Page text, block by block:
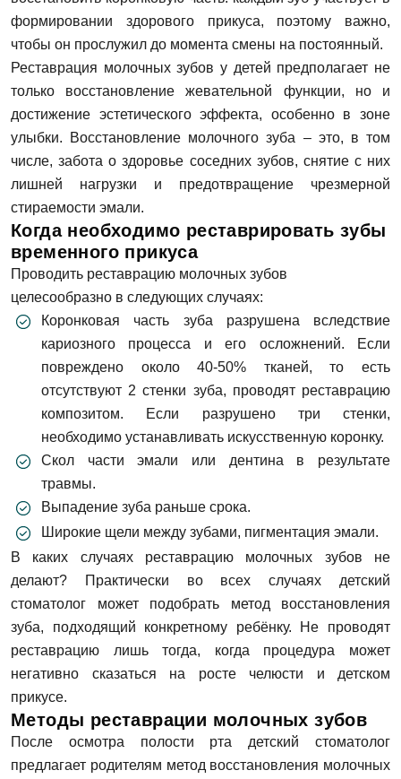
формировании здорового прикуса, поэтому важно,
чтобы он прослужил до момента смены на постоянный.
Реставрация молочных зубов у детей предполагает не
только восстановление жевательной функции, но и
достижение эстетического эффекта, особенно в зоне
улыбки. Восстановление молочного зуба – это, в том
числе, забота о здоровье соседних зубов, снятие с них
лишней нагрузки и предотвращение чрезмерной
стираемости эмали.
Когда необходимо реставрировать зубы
временного прикуса
Проводить реставрацию молочных зубов
целесообразно в следующих случаях:
Коронковая часть зуба разрушена вследствие
кариозного процесса и его осложнений. Если
повреждено около 40-50% тканей, то есть
отсутствуют 2 стенки зуба, проводят реставрацию
композитом. Если разрушено три стенки,
необходимо устанавливать искусственную коронку.
Скол части эмали или дентина в результате
травмы.
Выпадение зуба раньше срока.
Широкие щели между зубами, пигментация эмали.
В каких случаях реставрацию молочных зубов не
делают? Практически во всех случаях детский
стоматолог может подобрать метод восстановления
зуба, подходящий конкретному ребёнку. Не проводят
реставрацию лишь тогда, когда процедура может
негативно сказаться на росте челюсти и детском
прикусе.
Методы реставрации молочных зубов
После осмотра полости рта детский стоматолог
предлагает родителям метод восстановления молочных